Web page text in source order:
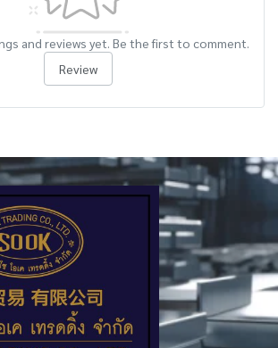
and reviews yet. Be the first to comment.
Review